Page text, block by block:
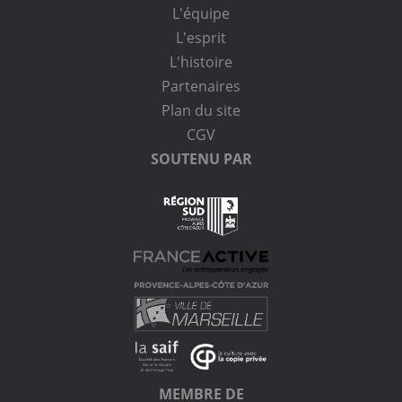
L'équipe
L'esprit
L'histoire
Partenaires
Plan du site
CGV
SOUTENU PAR
MEMBRE DE